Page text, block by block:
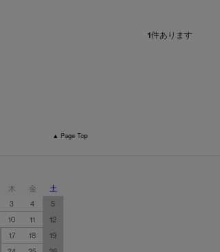
1件あります
▲ Page Top
木 金
土
3 4
5
10 11
12
17 18
19